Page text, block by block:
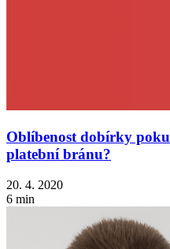
Oblíbenost dobírky
platební bránu?
20. 4. 2020
6 min